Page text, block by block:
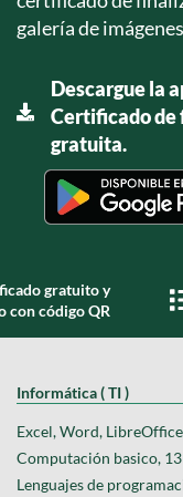
galería de
Descargue la
Certificado de
gratuita.
gratuito y
con código QR
Informática ( TI )
Excel, Word,
Computación basico,
Lenguajes de